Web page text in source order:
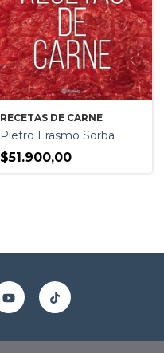
RECETAS DE CARNE
Pietro Erasmo Sorba
$51.900,00